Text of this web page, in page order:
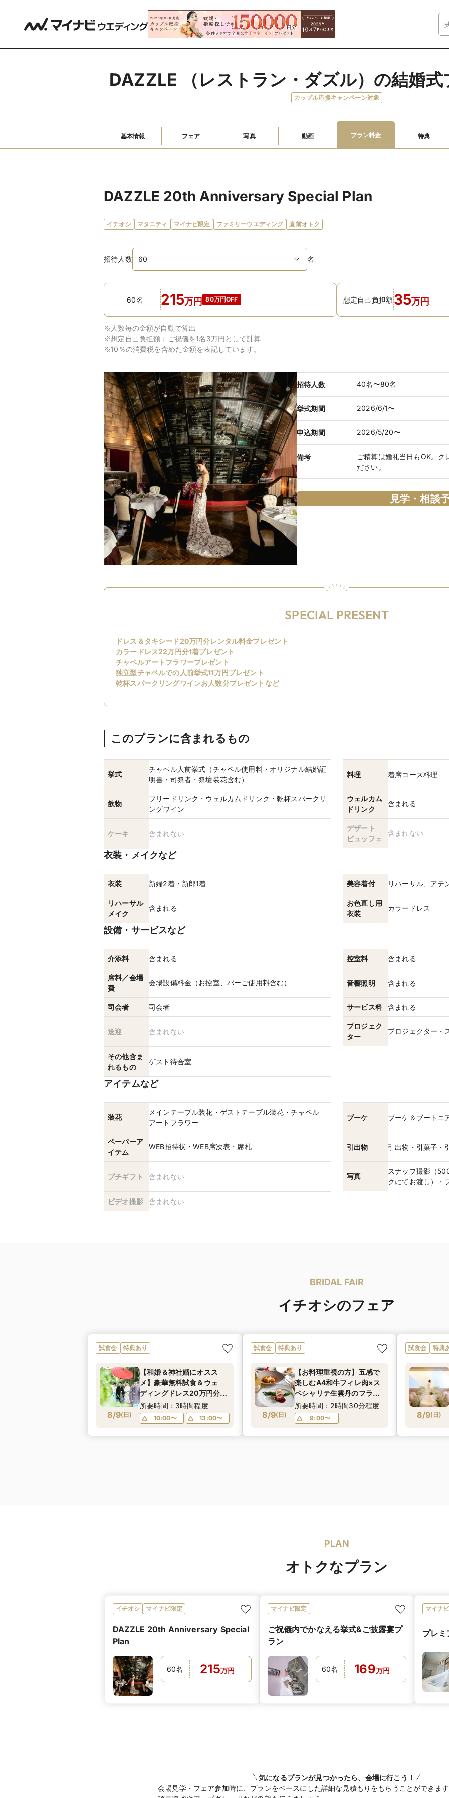
DAZZLE （レストラン・ダズル）の結婚
カップル応援キャンペーン対象
基本情報 フェア 写真 動画 プラン料金 特典
DAZZLE 20th Anniversary Special Plan
イチオシ マタニティ マイナビ限定 ファミリーウエディング 直前オトク
招待人数 名
60名 215万円 80万円OFF 想定自己負担額35万円
※人数毎の金額が自動で算出
※想定自己負担額： ご祝儀を1名3万円として計算
※10％の消費税を含めた金額を表記しています。
招待人数 40名〜80名
挙式期間 2026/6/1〜
申込期間 2026/5/20〜
備考
ご精算は婚礼当日もOK。
ださい。
見学・相談
SPECIAL PRESENT
ドレス＆タキシード20万円分レンタル料金プレゼント
カラードレス22万円分1着プレゼント
チャペルアートフラワープレゼント
独立型チャペルでの人前挙式11万円プレゼント
乾杯スパークリングワインお人数分プレゼントなど
このプランに含まれるもの
挙式
チャペル人前挙式（チャペル使用料・オリジナル結婚証
料理 着席コース料理
飲物
フリードリンク・ウェルカムドリンク・乾杯スパークリ
ングワイン
ウェルカム
ドリンク
含まれる
ケーキ 含まれない
デザート
ビュッフェ
含まれない
衣装・メイクなど
衣装 新婦2着・新郎1着 美容着付 リハーサル、アテ
リハーサル
メイク
含まれる
お色直し用
衣装
カラードレス
設備・サービスなど
介添料 含まれる 控室料 含まれる
席料／会場
費
会場設備料金（お控室、バーご使用料含む） 音響照明 含まれる
司会者 司会者 サービス料 含まれる
送迎 含まれない
プロジェク
ター
プロジェクター・
その他含ま
れるもの
ゲスト待合室
アイテムなど
装花
メインテーブル装花・ゲストテーブル装花・チャペル
ブーケ ブーケ＆ブートニ
ペーパーア
イテム
WEB招待状・WEB席次表・席札 引出物 引出物・引菓子・
プチギフト 含まれない 写真
スナップ撮影（
クにてお渡し）・
ビデオ撮影 含まれない
BRIDAL FAIR
イチオシのフェア
試食会 特典あり
8/9( 日)
【和婚＆神社婚にオスス
メ】豪華無料試食＆ウェ
ディングドレス20万円分特
典付きフェア
所要時間：3時間程度
10:00〜 13:00〜
試食会 特典あり
8/9( 日)
【お料理重視の方】五感で
楽しむA4和牛フィレ肉×ス
ペシャリテ生雲丹のフラン
無料試食＆8大特典付き
フェア
所要時間：2時間30分程度
9:00〜
試食会 特典
8/9( 日)
PLAN
オトクなプラン
イチオシ マイナビ限定
DAZZLE 20th Anniversary Special
Plan
60名 215万円
マイナビ限定
ご祝儀内でかなえる挙式&ご披露宴プ
ラン
60名 169万円
マイナ
プレ
気になるプランが見つかったら、会場に行こう！
会場見学・フェア参加時に、プランをベースにした詳細な見積もりをもらうことができま